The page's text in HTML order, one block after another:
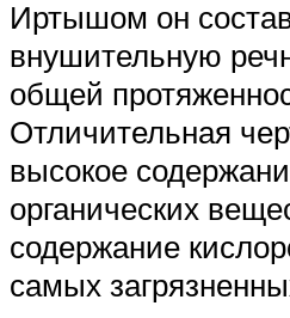
Иртышом он
внушительную
общей
Отличительная
высокое
органических
содержание
самых